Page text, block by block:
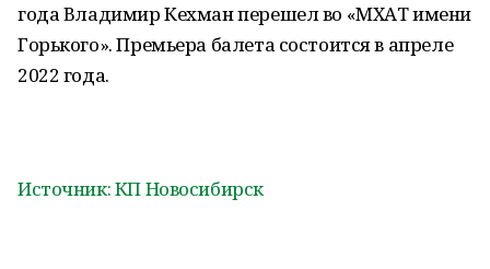
года Владимир Кехман перешел во «МХАТ имени
Горького». Премьера балета состоится в апреле
2022 года.
Источник: КП Новосибирск